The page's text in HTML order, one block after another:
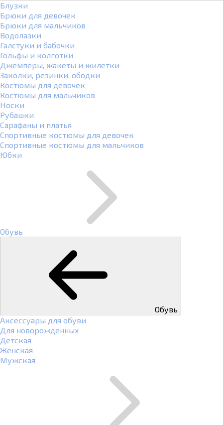
Блузки
Брюки для девочек
Брюки для мальчиков
Водолазки
Галстуки и бабочки
Гольфы и колготки
Джемперы, жакеты и жилетки
Заколки, резинки, ободки
Костюмы для девочек
Костюмы для мальчиков
Носки
Рубашки
Сарафаны и платья
Спортивные костюмы для девочек
Спортивные костюмы для мальчиков
Юбки
Обувь
Обувь
Аксессуары для обуви
Для новорожденных
Детская
Женская
Мужская